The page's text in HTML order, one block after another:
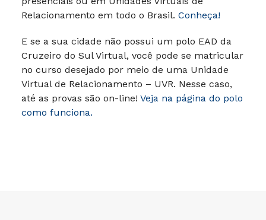
Relacionamento em todo o Brasil. Conheça!
E se a sua cidade não possui um polo EAD da
Cruzeiro do Sul Virtual, você pode se matricular
no curso desejado por meio de uma Unidade
Virtual de Relacionamento – UVR. Nesse caso,
até as provas são on-line! Veja na página do polo
como funciona.